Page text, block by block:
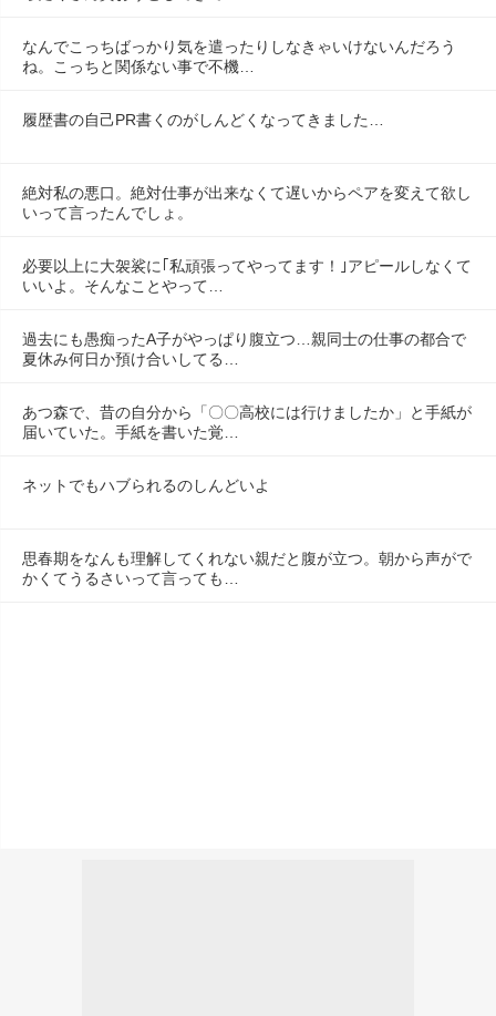
なんでこっちばっかり気を遣ったりしなきゃいけないんだろう
ね。こっちと関係ない事で不機…
履歴書の自己PR書くのがしんどくなってきました…
絶対私の悪口。絶対仕事が出来なくて遅いからペアを変えて欲し
いって言ったんでしょ。
必要以上に大袈裟に｢私頑張ってやってます！｣アピールしなくて
いいよ。そんなことやって…
過去にも愚痴ったA子がやっぱり腹立つ…親同士の仕事の都合で
夏休み何日か預け合いしてる…
あつ森で、昔の自分から「〇〇高校には行けましたか」と手紙が
届いていた。手紙を書いた覚…
ネットでもハブられるのしんどいよ
思春期をなんも理解してくれない親だと腹が立つ。朝から声がで
かくてうるさいって言っても…